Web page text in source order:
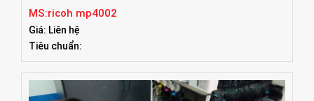
MS:ricoh mp4002
Giá: Liên hệ
Tiêu chuẩn: